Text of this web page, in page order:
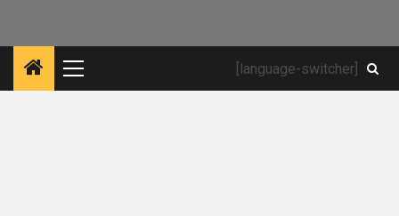
Primary
Menu
[language-switcher]